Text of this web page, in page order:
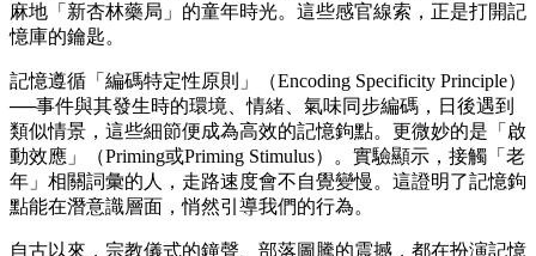
麻地「新杏林藥局」的童年時光。這些感官線索，正是打開記
憶庫的鑰匙。
記憶遵循「編碼特定性原則」（Encoding Specificity Principle）
──事件與其發生時的環境、情緒、氣味同步編碼，日後遇到
類似情景，這些細節便成為高效的記憶鉤點。更微妙的是「啟
動效應」（Priming或Priming Stimulus）。實驗顯示，接觸「老
年」相關詞彙的人，走路速度會不自覺變慢。這證明了記憶鉤
點能在潛意識層面，悄然引導我們的行為。
自古以來，宗教儀式的鐘聲、部落圖騰的震撼，都在扮演記憶